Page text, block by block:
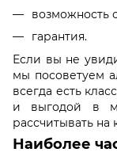
возможность
гарантия.
Если вы не
мы посоветуем
всегда есть
и выгодой в
рассчитывать на
Наиболее